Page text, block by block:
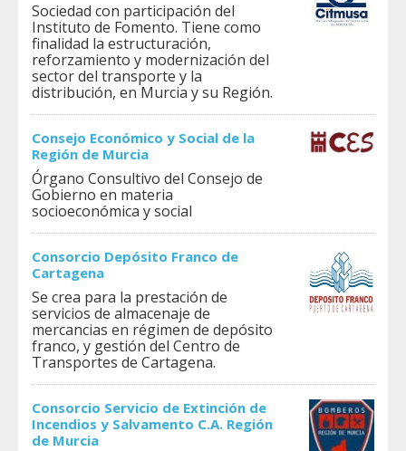
Sociedad con participación del
Instituto de Fomento. Tiene como
finalidad la estructuración,
reforzamiento y modernización del
sector del transporte y la
distribución, en Murcia y su Región.
Consejo Económico y Social de la
Región de Murcia
Órgano Consultivo del Consejo de
Gobierno en materia
socioeconómica y social
Consorcio Depósito Franco de
Cartagena
Se crea para la prestación de
servicios de almacenaje de
mercancias en régimen de depósito
franco, y gestión del Centro de
Transportes de Cartagena.
Consorcio Servicio de Extinción de
Incendios y Salvamento C.A. Región
de Murcia